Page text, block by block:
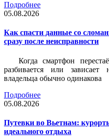
Подробнее
05.08.2026
Как спасти данные со
сразу после неисправности
Когда смартфон
разбивается или зависает
владельца обычно одинакова
Подробнее
05.08.2026
Путевки во Вьетнам:
идеального отдыха